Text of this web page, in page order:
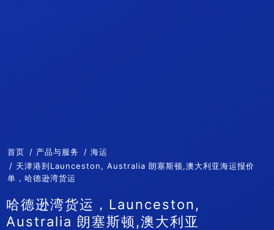
首页 产品与服务
海运
天津港到Launceston, Australia 朗塞斯顿,澳大利亚海运报价
单，哈德逊湾货运
哈德逊湾货运，Launceston,
Australia 朗塞斯顿,澳大利亚